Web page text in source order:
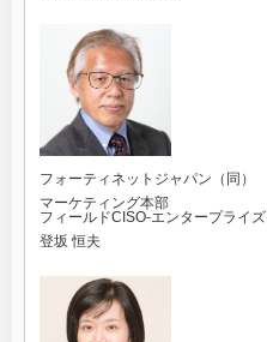
フォーティネットジャパン（同）
マーケティング本部
フィールドCISO-エンタープライズ
登坂 恒夫